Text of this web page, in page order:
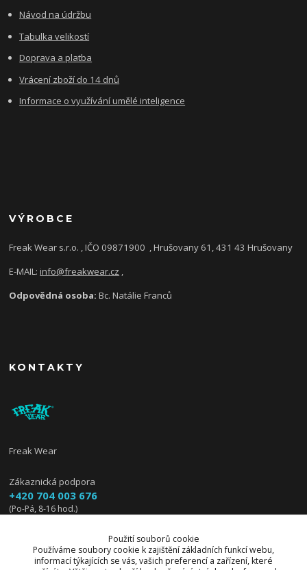
Návod na údržbu
Tabulka velikostí
Doprava a platba
Vrácení zboží do 14 dnů
Informace o využívání umělé inteligence
VÝROBCE
Freak Wear s.r.o. , IČO 09871900 , Hrušovany 61, 431 43 Hrušovany
E-MAIL:info@freakwear.cz ,
Odpovědná osoba:Bc. Natálie Franců
KONTAKTY
Freak Wear
Zákaznická podpora
+420 704 003 676
(Po-Pá, 8-16 hod.)
info@freakwear.czPoužití souborů cookie
Používáme soubory cookie k zajištění základních funkcí webu,
informací týkajících se vás, vašich preferencí a zařízení, které